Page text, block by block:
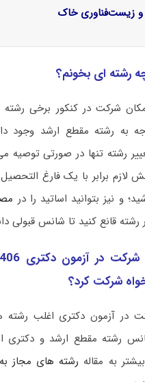
و زیست‌فناوری خاک
رشته ای بخونم؟
شرکت در کنکور برخی
به رشته مقطع ارشد وجود
رشته تنها در صورتی توصیه
لازم برابر با یک فارغ
و نیز بتوانید اساتید را در
رشته قانع کنید تا شانس قبولی
شرکت کرد؟
در آزمون دکتری اغلب رشته
رشته مقطع ارشد و
به مقاله رشته های مجاز